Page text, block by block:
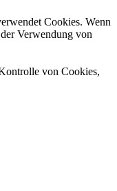
Cookies. Wenn
Verwendung von
von Cookies,